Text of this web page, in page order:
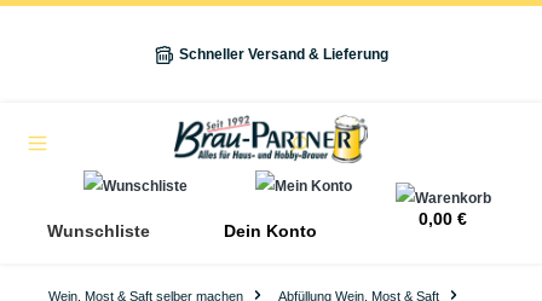
Schneller Versand & Lieferung
Wunschliste Dein Konto
0,00 €
Wein, Most & Saft selber machen
Abfüllung Wein, Most & Saft